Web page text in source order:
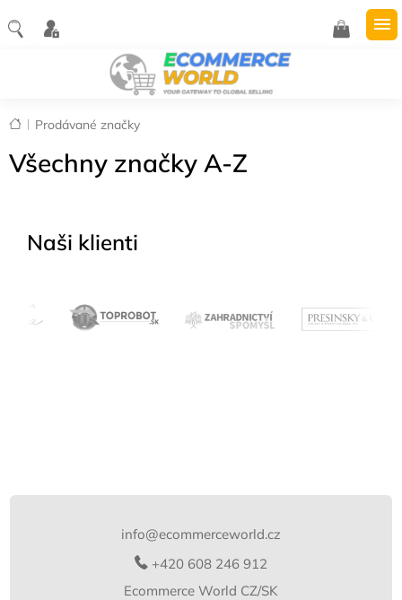
na
obsah
NÁKUPNÍ
Domů
Prodávané značky
Všechny značky A-Z
Naši klienti
info@ecommerceworld.cz
+420 608 246 912
Ecommerce World CZ/SK